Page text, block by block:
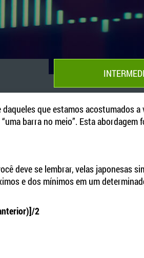
que estamos acostumados a
barra no meio”. Esta abordagem
deve se lembrar, velas japonesas
e dos mínimos em um
2